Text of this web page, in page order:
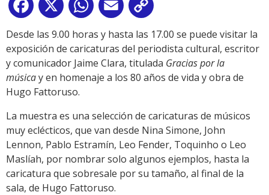
Facebook
X WhatsApp
Email
Link
Desde las 9.00 horas y hasta las 17.00 se puede visitar la
exposición de caricaturas del periodista cultural, escritor
y comunicador Jaime Clara, titulada Gracias por la
músicay en homenaje a los 80 años de vida y obra de
Hugo Fattoruso.
La muestra es una selección de caricaturas de músicos
muy eclécticos, que van desde Nina Simone, John
Lennon, Pablo Estramín, Leo Fender, Toquinho o Leo
Maslíah, por nombrar solo algunos ejemplos, hasta la
caricatura que sobresale por su tamaño, al final de la
sala, de Hugo Fattoruso.